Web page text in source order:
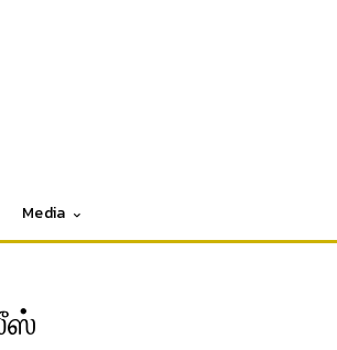
Media